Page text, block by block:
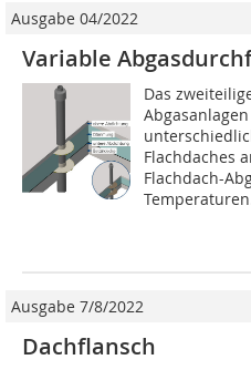
Ausgabe 04/2022
Variable
Das
Flachdaches
Flachdach-
Ausgabe 7/8/2022
Dachflansch